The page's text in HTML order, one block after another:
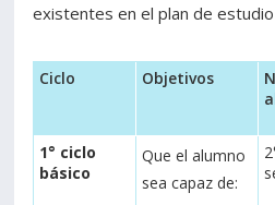
existentes en el plan de
Ciclo Objetivos
1° ciclo
básico
Que el alumno
sea capaz de: